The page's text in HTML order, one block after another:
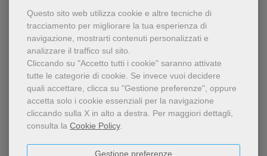
Questo sito web utilizza cookie e altre tecniche di
tracciamento per migliorare la tua esperienza di
navigazione, mostrarti contenuti personalizzati e
analizzare il traffico sul sito.
Cliccando su "Accetto tutti i cookie" saranno attivate
tutte le categorie di cookie. Se invece vuoi decidere
quali accettare, clicca su "Gestione preferenze", oppure
accetta solo i cookie essenziali per la navigazione
cliccando sulla X in alto a destra. Per maggiori dettagli,
consulta la Cookie Policy.
Gestione preferenze